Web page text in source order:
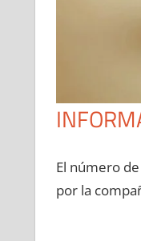
El número
pοr la